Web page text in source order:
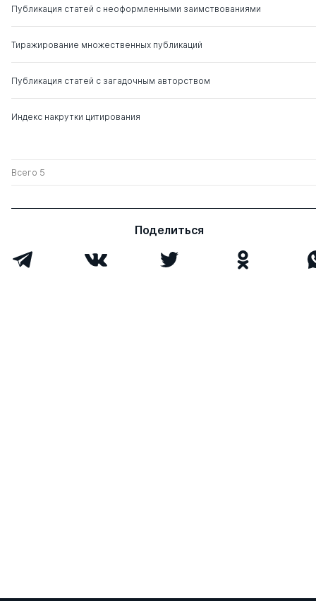
Публикация статей с неоформленными заимствованиями
Тиражирование множественных публикаций
Публикация статей с загадочным авторством
Индекс накрутки цитирования
Всего 5
Поделиться